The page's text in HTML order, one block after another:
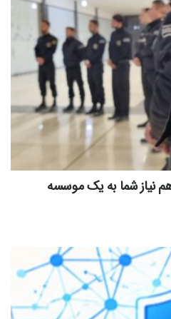
نیاز شما به یک موسسه